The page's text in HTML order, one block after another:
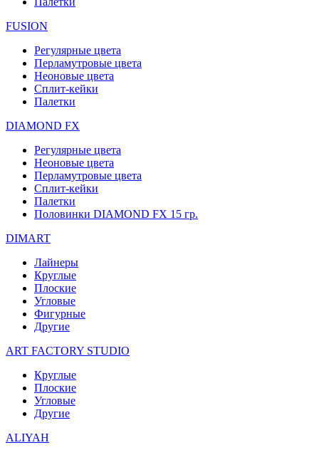
FUSION
Регулярные цвета
Перламутровые цвета
Неоновые цвета
Сплит-кейки
Палетки
DIAMOND FX
Регулярные цвета
Неоновые цвета
Перламутровые цвета
Сплит-кейки
Палетки
Половинки DIAMOND FX 15 гр.
DIMART
Лайнеры
Круглые
Плоские
Угловые
Фигурные
Другие
ART FACTORY STUDIO
Круглые
Плоские
Угловые
Другие
ALIYAH